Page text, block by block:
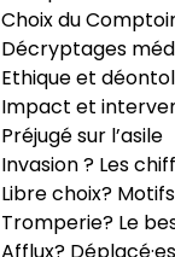
Choix du
Décryptages
Ethique et
Impact et
Préjugé sur l’asile
Invasion ? Les
Libre choix?
Tromperie? Le